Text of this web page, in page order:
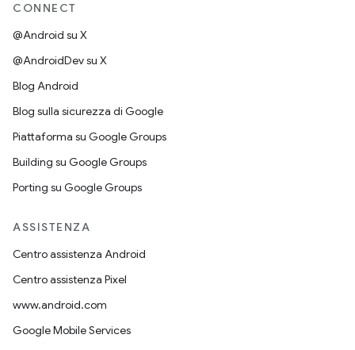
CONNECT
@Android su X
@AndroidDev su X
Blog Android
Blog sulla sicurezza di Google
Piattaforma su Google Groups
Building su Google Groups
Porting su Google Groups
ASSISTENZA
Centro assistenza Android
Centro assistenza Pixel
www.android.com
Google Mobile Services